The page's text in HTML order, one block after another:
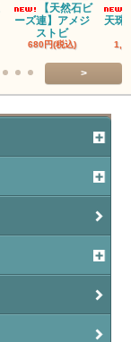
【天然石ビ
ーズ連】アメジ
ストビ
680円(税込)
天珠
>